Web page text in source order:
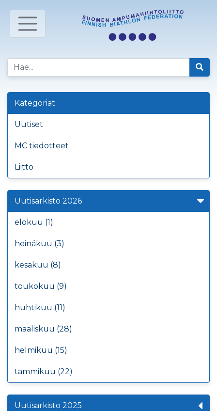
Kategoriat
Uutiset
MC tiedotteet
Liitto
Uutisarkisto 2026
elokuu (1)
heinäkuu (3)
kesäkuu (8)
toukokuu (9)
huhtikuu (11)
maaliskuu (28)
helmikuu (15)
tammikuu (22)
Uutisarkisto 2025